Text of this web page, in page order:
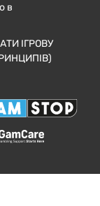
в
ІГРОВУ